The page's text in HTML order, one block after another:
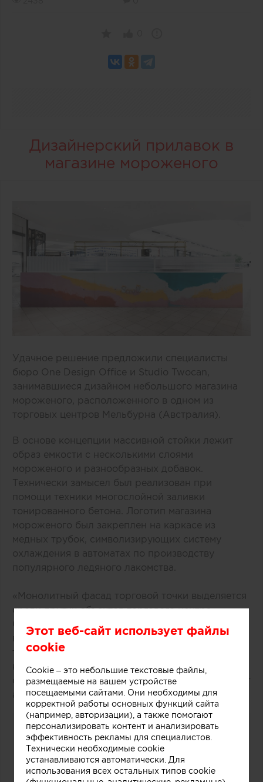
Дизайнерский прилавок в
магазине мороженого
Удачное решение предложили специалисты
бюро One Design Office и Studio Twocan,
занимавшиеся дизайном небольшого магазина
мороженого, расположенного в одном из
торговых центров Мельбурна (Австралия).
В основе концепции массивной стойки лежит
образ емкости с несколькими слоями
мороженого и разнообразных добавок.
Технически замысел был реализован при
помощи техники многослойной заливки
тонированного бетона. Логотип магазина
мороженого был закреплен на каркасе из
медных трубок, символизирующих систему
охлаждения в автоматах по производству
популярного ледяного лакомства.
«Монолитный фасад торговой точки выделяется
среди других объектов торгового центра.
Средствами дизайна нам удалось сосредоточить
внимание покупателей как на самом продукте,
так и на производственном процессе, в основе
которого перемешивание слоев фруктов, ягод,
орехов и ароматических добавок», рассказывают
авторы этого небольшого проекта.
Этот веб-сайт использует файлы
cookie
Cookie – это небольшие текстовые файлы,
размещаемые на вашем устройстве
посещаемыми сайтами. Они необходимы для
корректной работы основных функций сайта
(например, авторизации), а также помогают
персонализировать контент и анализировать
эффективность рекламы для специалистов.
Технически необходимые cookie
устанавливаются автоматически. Для
использования всех остальных типов cookie